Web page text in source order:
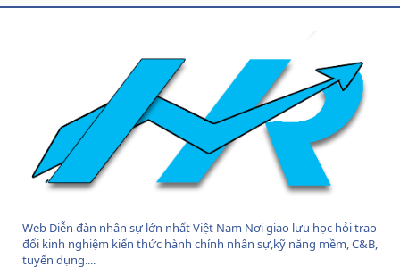
Web Diễn đàn nhân sự lớn nhất Việt Nam Nơi giao lưu học hỏi trao
đổi kinh nghiệm kiến thức hành chính nhân sự,kỹ năng mềm, C&B,
tuyển dụng....